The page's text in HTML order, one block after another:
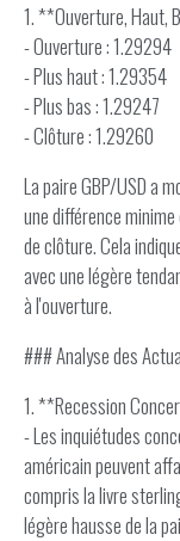
1. **Ouverture, Haut,
- Ouverture : 1.29294
- Plus haut : 1.29354
- Plus bas : 1.29247
- Clôture : 1.29260
La paire GBP/USD a
une différence
de clôture. Cela
avec une légère
à l'ouverture.
### Analyse des
1. **Recession
- Les inquiétudes
américain peuvent
compris la livre
légère hausse de la